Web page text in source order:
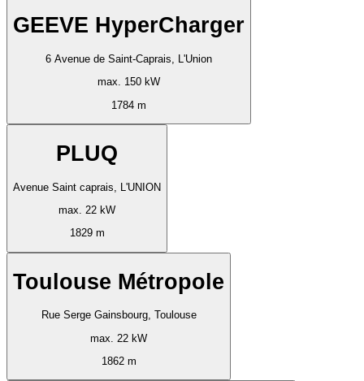
GEEVE HyperCharger
6 Avenue de Saint-Caprais, L'Union
max. 150 kW
1784 m
PLUQ
Avenue Saint caprais, L'UNION
max. 22 kW
1829 m
Toulouse Métropole
Rue Serge Gainsbourg, Toulouse
max. 22 kW
1862 m